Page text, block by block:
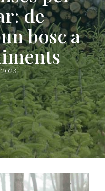
de
bosc a